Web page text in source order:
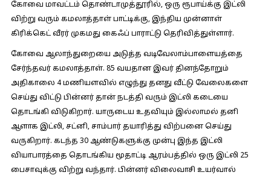
கோவை மாவட்டம் தொண்டாமுத்தூரில், ஒரு ரூபாய்க்கு இட்லி
விற்று வரும் கமலாத்தாள் பாட்டிக்கு, இந்திய முன்னாள்
கிரிக்கெட் வீரர் முகமது கைஃப் பாராட்டு தெரிவித்துள்ளார்.
கோவை ஆலாந்துறையை அடுத்த வடிவேலாம்பாளையத்தை
சேர்ந்தவர் கமலாத்தாள். 85 வயதான இவர் தினந்தோறும்
அதிகாலை 4 மணியளவில் எழுந்து தனது வீட்டு வேலைகளை
செய்து விட்டு பின்னர் தான் நடத்தி வரும் இட்லி கடையை
தொடங்கி விடுகிறார். யாருடைய உதவியும் இல்லாமல் தனி
ஆளாக இட்லி, சட்னி, சாம்பார் தயாரித்து விற்பனை செய்து
வருகிறார். கடந்த 30 ஆண்டுகளுக்கு முன்பு இந்த இட்லி
வியாபாரத்தை தொடங்கிய மூதாட்டி ஆரம்பத்தில் ஒரு இட்லி 25
பைசாவுக்கு விற்று வந்தார். பின்னர் விலைவாசி உயர்வால்